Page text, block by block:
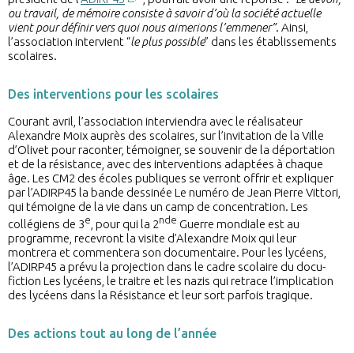
ou travail, de mémoire consiste à savoir d’où la société actuelle
vient pour définir vers quoi nous aimerions l’emmener”. Ainsi,
l’association intervient “le plus possible” dans les établissements
scolaires.
Des interventions pour les scolaires
Courant avril, l’association interviendra avec le réalisateur
Alexandre Moix auprès des scolaires, sur l’invitation de la Ville
d’Olivet pour raconter, témoigner, se souvenir de la déportation
et de la résistance, avec des interventions adaptées à chaque
âge. Les CM2 des écoles publiques se verront offrir et expliquer
par l’ADIRP45 la bande dessinée Le numéro de Jean Pierre Vittori,
qui témoigne de la vie dans un camp de concentration. Les
collégiens de 3e , pour qui la 2nde Guerre mondiale est au
programme, recevront la visite d’Alexandre Moix qui leur
montrera et commentera son documentaire. Pour les lycéens,
l’ADIRP45 a prévu la projection dans le cadre scolaire du docu-
fiction Les lycéens, le traitre et les nazis qui retrace l’implication
des lycéens dans la Résistance et leur sort parfois tragique.
Des actions tout au long de l’année